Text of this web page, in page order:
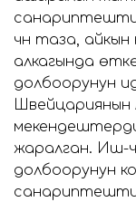
үчүн таза,
алкагында
долбоорунун
жаралган. Иш-
долбоорунун